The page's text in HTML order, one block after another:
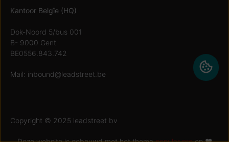
Kantoor Belgïe (HQ)
Dok-Noord 5/bus 001
B- 9000 Gent
BE0556.843.742
Mail: inbound@leadstreet.be
Copyright © 2025 leadstreet bv